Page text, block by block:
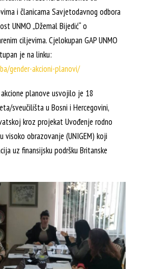
i članicama Savjetodavnog odbora
UNMO „Džemal Bijedić“ o
ciljevima. Cjelokupan GAP UNMO
je na linku:
gender-akcioni-planovi/
akcione planove usvojilo je 18
sveučilišta u Bosni i Hercegovini,
kroz projekat Uvođenje rodno
obrazovanje (UNIGEM) koji
uz finansijsku podršku Britanske